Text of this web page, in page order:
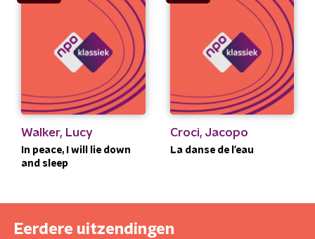
Walker, Lucy
In peace, I will lie down
and sleep
Croci, Jacopo
La danse de l'eau
Eerdere uitzendingen